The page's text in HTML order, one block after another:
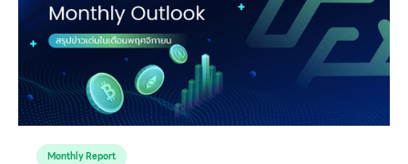
Monthly Report